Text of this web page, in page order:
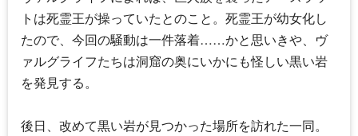
トは死霊王が操っていたとのこと。死霊王が幼女化し
たので、今回の騒動は一件落着……かと思いきや、ヴ
ァルグライフたちは洞窟の奥にいかにも怪しい黒い岩
を発見する。
後日、改めて黒い岩が見つかった場所を訪れた一同。